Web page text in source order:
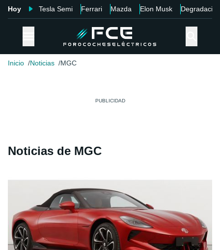
Hoy Tesla Semi Ferrari Mazda Elon Musk Degradación
Inicio Noticias MGC
Noticias de MGC